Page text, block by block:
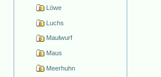
Löwe
Luchs
Maulwurf
Maus
Meerhuhn